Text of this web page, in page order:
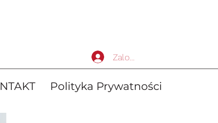
Polityka Prywatności
Zaloguj się